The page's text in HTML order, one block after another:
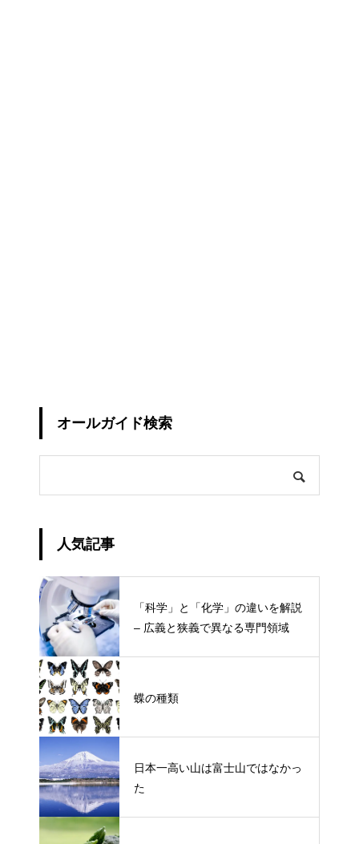
オールガイド検索
人気記事
「科学」と「化学」の違いを解説
– 広義と狭義で異なる専門領域
蝶の種類
日本一高い山は富士山ではなかっ
た